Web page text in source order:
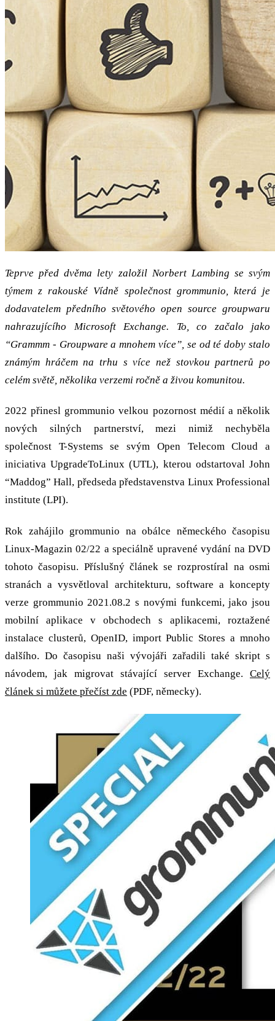
Teprve před dvěma lety založil Norbert Lambing se svým
týmem z rakouské Vídně společnost grommunio, která je
dodavatelem předního světového open source groupwaru
nahrazujícího Microsoft Exchange. To, co začalo jako
“Grammm - Groupware a mnohem více”, se od té doby stalo
známým hráčem na trhu s více než stovkou partnerů po
celém světě, několika verzemi ročně a živou komunitou.
2022 přinesl grommunio velkou pozornost médií a několik
nových silných partnerství, mezi nimiž nechyběla
společnost T-Systems se svým Open Telecom Cloud a
iniciativa UpgradeToLinux (UTL), kterou odstartoval John
“Maddog” Hall, předseda představenstva Linux Professional
institute (LPI).
Rok zahájilo grommunio na obálce německého časopisu
Linux-Magazin 02/22 a speciálně upravené vydání na DVD
tohoto časopisu. Příslušný článek se rozprostíral na osmi
stranách a vysvětloval architekturu, software a koncepty
verze grommunio 2021.08.2 s novými funkcemi, jako jsou
mobilní aplikace v obchodech s aplikacemi, roztažené
instalace clusterů, OpenID, import Public Stores a mnoho
dalšího. Do časopisu naši vývojáři zařadili také skript s
návodem, jak migrovat stávající server Exchange. Celý
článek si můžete přečíst zde (PDF, německy).